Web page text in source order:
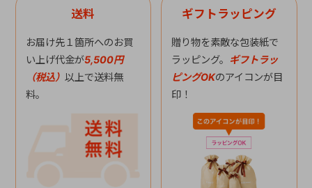
送料
お届け先１箇所へのお買
い上げ代金が5,500円
（税込） 以上で送料無
料。
ギフトラッピング
贈り物を素敵な包装紙で
ラッピング。 ギフトラッ
ピングOKのアイコンが目
印！